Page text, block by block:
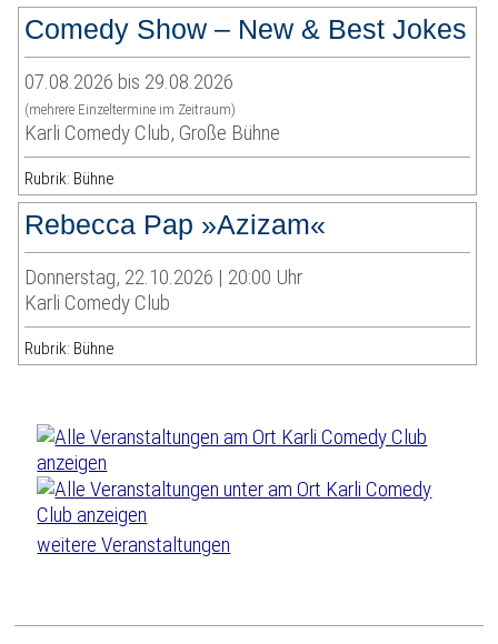
Comedy Show – New & Best Jokes
07.08.2026 bis 29.08.2026
(mehrere Einzeltermine im Zeitraum)
Karli Comedy Club, Große Bühne
Rubrik: Bühne
Rebecca Pap »Azizam«
Donnerstag, 22.10.2026 | 20:00 Uhr
Karli Comedy Club
Rubrik: Bühne
weitere Veranstaltungen